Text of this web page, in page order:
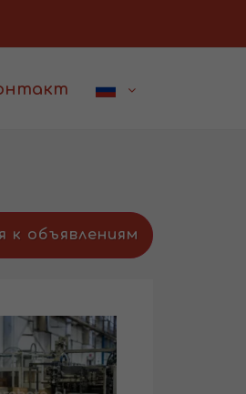
к объявлениям